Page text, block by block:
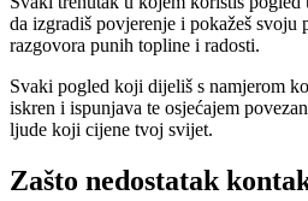
da izgradiš povjerenje i pokažeš svoju
razgovora punih topline i radosti.
Svaki pogled koji dijeliš s namjerom
iskren i ispunjava te osjećajem
ljude koji cijene tvoj svijet.
Zašto nedostatak